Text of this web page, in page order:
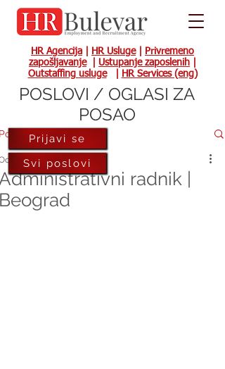
HR Agencija HR Usluge|
Privremeno
zapošljavanje| Ustupanje zaposlenih
Outstaffing usluge| HR Services (eng)
radnik |
16, 2017
Prijavi se
Svi poslovi
POSLOVI / OGLASI ZA
POSAO